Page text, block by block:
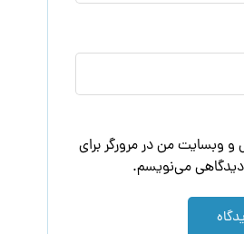
و وبسایت من در مرورگر برای
دیدگاهی می‌نویسم.